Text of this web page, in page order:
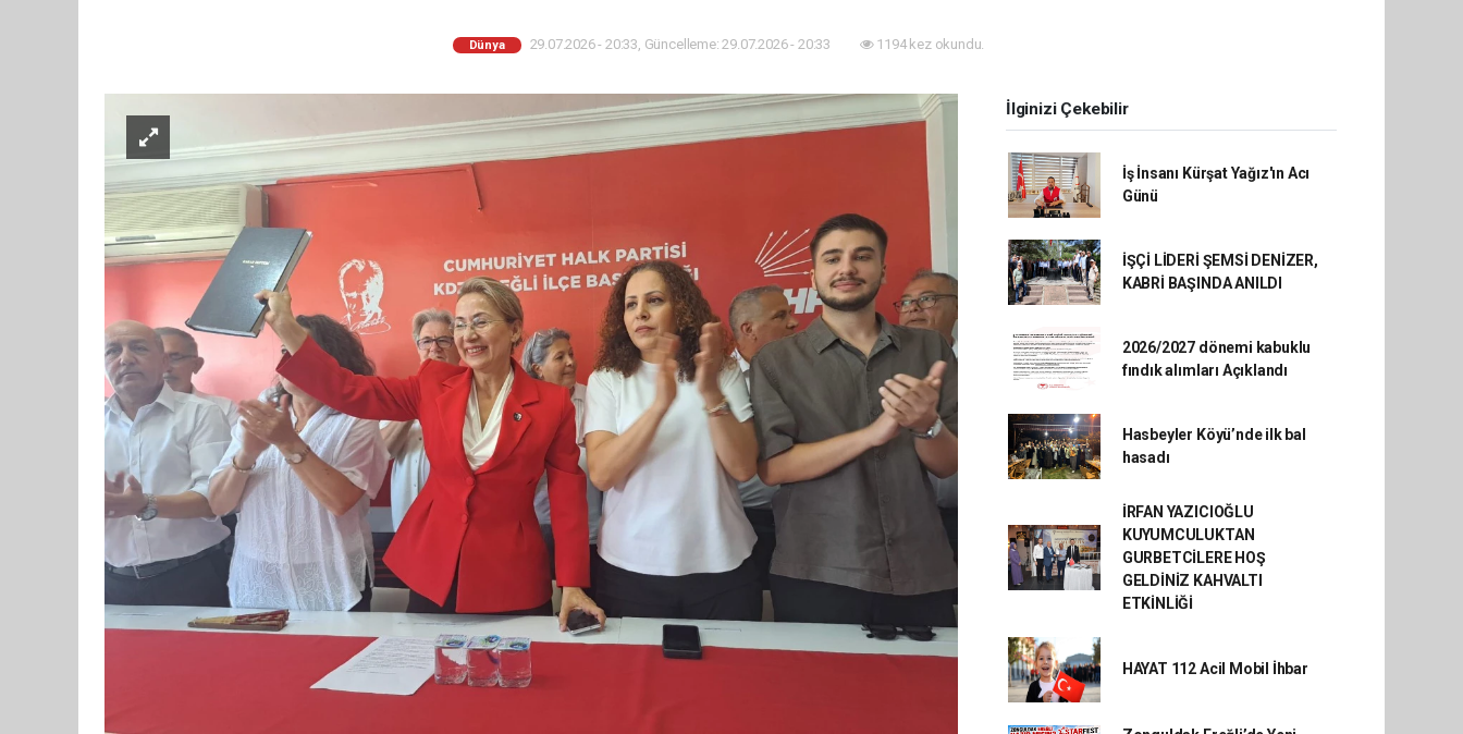
Dünya 29.07.2026 - 20:33, Güncelleme: 29.07.2026 - 20:33 1194 kez okundu.
İlginizi Çekebilir
İş İnsanı Kürşat Yağız'ın Acı
Günü
İŞÇİ LİDERİ ŞEMSİ DENİZER,
KABRİ BAŞINDA ANILDI
2026/2027 dönemi kabuklu
fındık alımları Açıklandı
Hasbeyler Köyü’nde ilk bal
hasadı
İRFAN YAZICIOĞLU
KUYUMCULUKTAN
GURBETCİLERE HOŞ
GELDİNİZ KAHVALTI
ETKİNLİĞİ
HAYAT 112 Acil Mobil İhbar